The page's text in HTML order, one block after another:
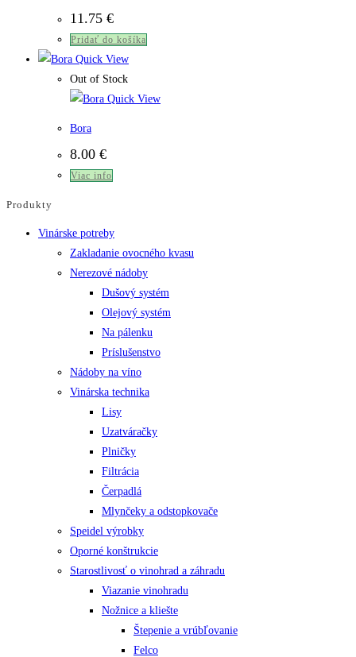
11.75 €
Pridať do košíka
Quick View
Out of Stock
Quick View
Bora
8.00 €
Viac info
Produkty
Vinárske potreby
Zakladanie ovocného kvasu
Nerezové nádoby
Dušový systém
Olejový systém
Na pálenku
Príslušenstvo
Nádoby na víno
Vinárska technika
Lisy
Uzatváračky
Plničky
Filtrácia
Čerpadlá
Mlynčeky a odstopkovače
Speidel výrobky
Oporné konštrukcie
Starostlivosť o vinohrad a záhradu
Viazanie vinohradu
Nožnice a kliešte
Štepenie a vrúbľovanie
Felco